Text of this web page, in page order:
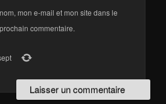
mon e-mail et mon site dans le
commentaire.